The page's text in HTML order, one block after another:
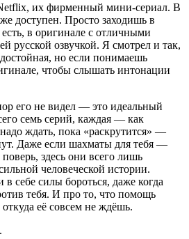
их фирменный мини-сериал. В
доступен. Просто заходишь в
в оригинале с отличными
русской озвучкой. Я смотрел и так,
но если понимаешь
чтобы слышать интонации
его не видел — это идеальный
семь серий, каждая — как
ждать, пока «раскрутится» —
Даже если шахматы для тебя —
здесь они всего лишь
человеческой истории.
себе силы бороться, даже когда
тебя. И про то, что помощь
её совсем не ждёшь.